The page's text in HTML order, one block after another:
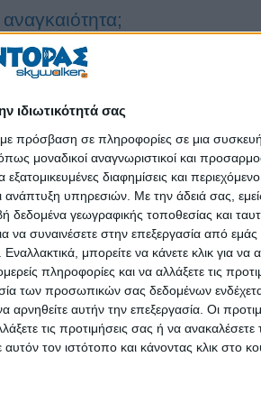
ιδιωτικότητά σας
πρόσβαση σε πληροφορίες σε μια
μοναδικοί αναγνωριστικοί και
διαφημίσεις και
ανάπτυξη υπηρεσιών. Με την άδειά σας,
δεδομένα γεωγραφικής τοποθεσίας και
συναινέσετε στην επεξεργασία από εμάς
μπορείτε να κάνετε κλικ για να
πληροφορίες και να αλλάξετε τις
των προσωπικών σας δεδομένων
αρνηθείτε αυτήν την επεξεργασία. Οι
τις προτιμήσεις σας ή να ανακαλέσετε
τον ιστότοπο και κάνοντας κλικ στο
προοπτικές
να επιλέξεις χωρίς να το